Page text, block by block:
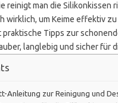
reinigt man die Silikonkissen
wirklich, um Keime effektiv
praktische Tipps zur
langlebig und sicher für
Anleitung zur Reinigung und